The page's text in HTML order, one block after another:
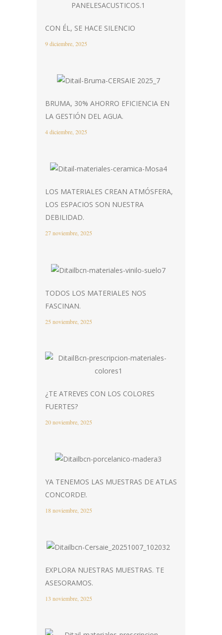
CON ÉL, SE HACE SILENCIO
9 diciembre, 2025
BRUMA, 30% AHORRO EFICIENCIA EN
LA GESTIÓN DEL AGUA.
4 diciembre, 2025
LOS MATERIALES CREAN ATMÓSFERA,
LOS ESPACIOS SON NUESTRA
DEBILIDAD.
27 noviembre, 2025
TODOS LOS MATERIALES NOS
FASCINAN.
25 noviembre, 2025
¿TE ATREVES CON LOS COLORES
FUERTES?
20 noviembre, 2025
YA TENEMOS LAS MUESTRAS DE ATLAS
CONCORDE!.
18 noviembre, 2025
EXPLORA NUESTRAS MUESTRAS. TE
ASESORAMOS.
13 noviembre, 2025